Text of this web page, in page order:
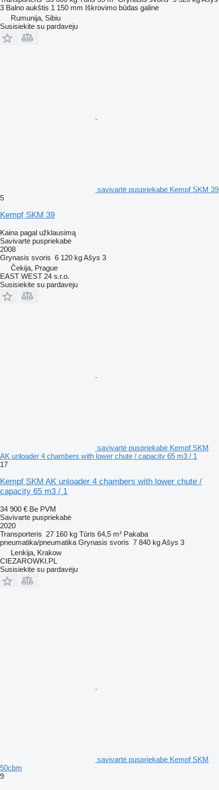
3 Balno aukštis 1 150 mm Iškrovimo būdas galinė
Rumunija, Sibiu
Susisiekite su pardavėju
savivartė puspriekabė Kempf SKM 39
5
Kempf SKM 39
Kaina pagal užklausimą
Savivartė puspriekabė
2008
Grynasis svoris 6 120 kgAšys 3
Čekija, Prague
EAST WEST 24 s.r.o.
Susisiekite su pardavėju
savivartė puspriekabė Kempf SKM
AK unloader 4 chambers with lower chute / capacity 65 m3 / 1
17
Kempf SKM AK unloader 4 chambers with lower chute /
capacity 65 m3 / 1
34 900 € Be PVM
Savivartė puspriekabė
2020
Transporteris 27 160 kg Tūris 64,5 m³ Pakaba
pneumatika/pneumatika Grynasis svoris 7 840 kgAšys 3
Lenkija, Krakow
CIEZAROWKI.PL
Susisiekite su pardavėju
savivartė puspriekabė Kempf SKM
50cbm
9